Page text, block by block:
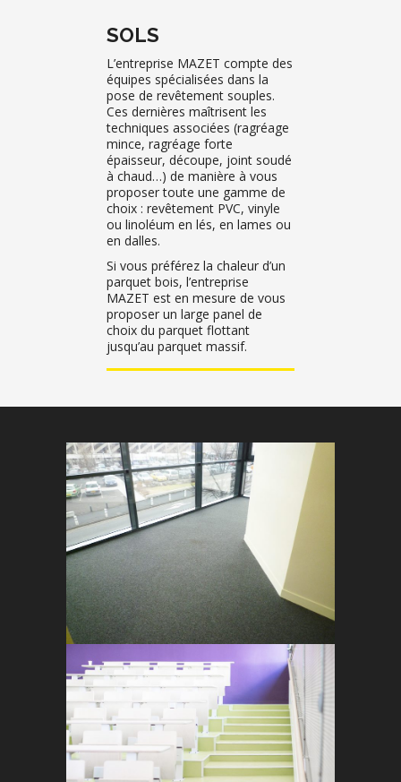
SOLS
L’entreprise MAZET compte des
équipes spécialisées dans la
pose de revêtement souples.
Ces dernières maîtrisent les
techniques associées (ragréage
mince, ragréage forte
épaisseur, découpe, joint soudé
à chaud…) de manière à vous
proposer toute une gamme de
choix : revêtement PVC, vinyle
ou linoléum en lés, en lames ou
en dalles.
Si vous préférez la chaleur d’un
parquet bois, l’entreprise
MAZET est en mesure de vous
proposer un large panel de
choix du parquet flottant
jusqu’au parquet massif.